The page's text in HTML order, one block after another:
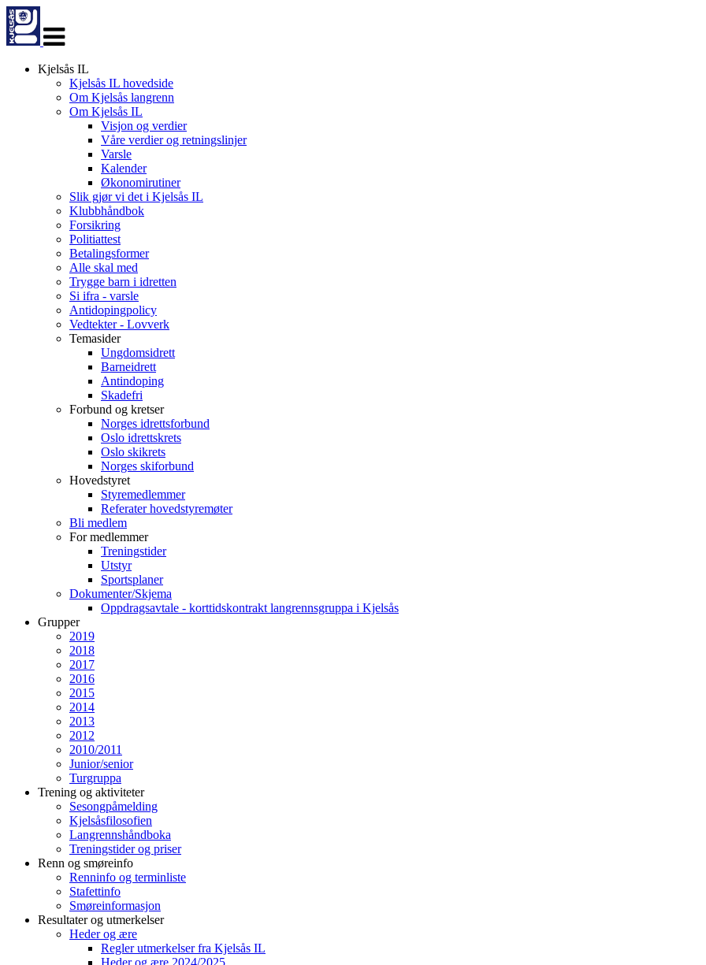
navigasjon
Kjelsås IL
Kjelsås IL hovedside
Om Kjelsås langrenn
Om Kjelsås IL
Visjon og verdier
Våre verdier og retningslinjer
Varsle
Kalender
Økonomirutiner
Slik gjør vi det i Kjelsås IL
Klubbhåndbok
Forsikring
Politiattest
Betalingsformer
Alle skal med
Trygge barn i idretten
Si ifra - varsle
Antidopingpolicy
Vedtekter - Lovverk
Temasider
Ungdomsidrett
Barneidrett
Antindoping
Skadefri
Forbund og kretser
Norges idrettsforbund
Oslo idrettskrets
Oslo skikrets
Norges skiforbund
Hovedstyret
Styremedlemmer
Referater hovedstyremøter
Bli medlem
For medlemmer
Treningstider
Utstyr
Sportsplaner
Dokumenter/Skjema
Oppdragsavtale - korttidskontrakt langrennsgruppa i Kjelsås
Grupper
2019
2018
2017
2016
2015
2014
2013
2012
2010/2011
Junior/senior
Turgruppa
Trening og aktiviteter
Sesongpåmelding
Kjelsåsfilosofien
Langrennshåndboka
Treningstider og priser
Renn og smøreinfo
Renninfo og terminliste
Stafettinfo
Smøreinformasjon
Resultater og utmerkelser
Heder og ære
Regler utmerkelser fra Kjelsås IL
Heder og ære 2024/2025